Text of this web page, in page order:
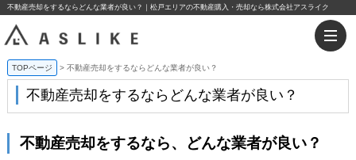
不動産売却をするならどんな業者が良い？｜松戸エリアの不動産購入・売却なら株式会社アスライク
TOPページ 不動産売却をするならどんな業者が良い？